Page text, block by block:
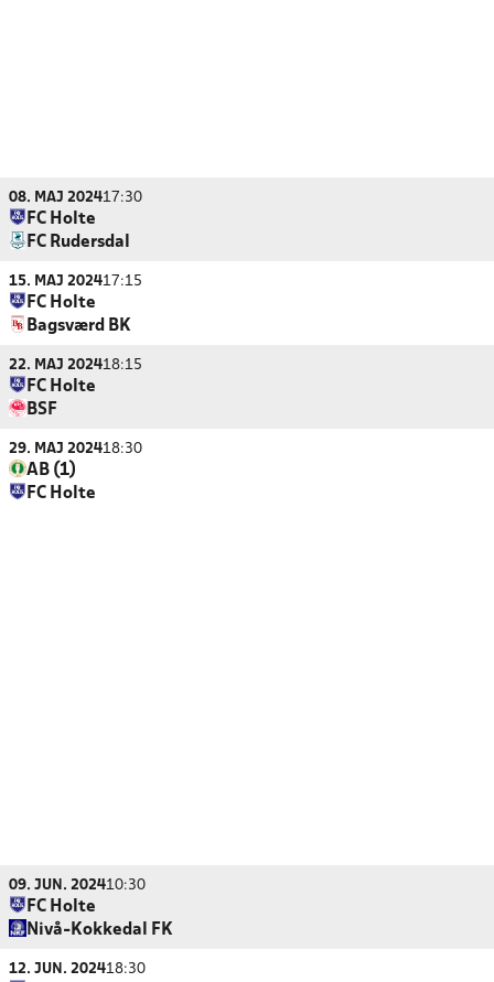
08. MAJ 202417:30
FC Holte
FC Rudersdal
15. MAJ 202417:15
FC Holte
Bagsværd BK
22. MAJ 202418:15
FC Holte
BSF
29. MAJ 202418:30
AB (1)
FC Holte
09. JUN. 202410:30
FC Holte
Nivå-Kokkedal FK
12. JUN. 202418:30